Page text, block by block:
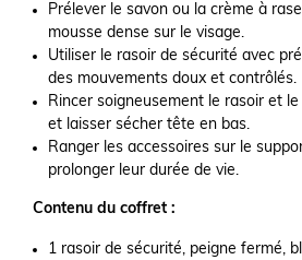
Prélever le savon ou la crème à
mousse dense sur le visage.
Utiliser le rasoir de sécurité avec
des mouvements doux et contrôlés.
Rincer soigneusement le rasoir et
et laisser sécher tête en bas.
Ranger les accessoires sur le
prolonger leur durée de vie.
Contenu du coffret :
1 rasoir de sécurité, peigne fermé,